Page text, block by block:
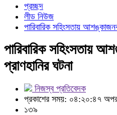
প্রচ্ছদ
লীড নিউজ
পারিবারিক সহিংসতায়
পারিবারিক সহিংসতায়
প্রাণহানির ঘটনা
নিজস্ব প্রতিবেদক
প্রকাশের সময়: ০৪:২০:৪৭
১৩৯